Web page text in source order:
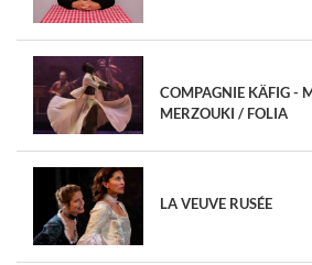
COMPAGNIE KÄFIG -
MERZOUKI / FOLIA
LA VEUVE RUSÉE